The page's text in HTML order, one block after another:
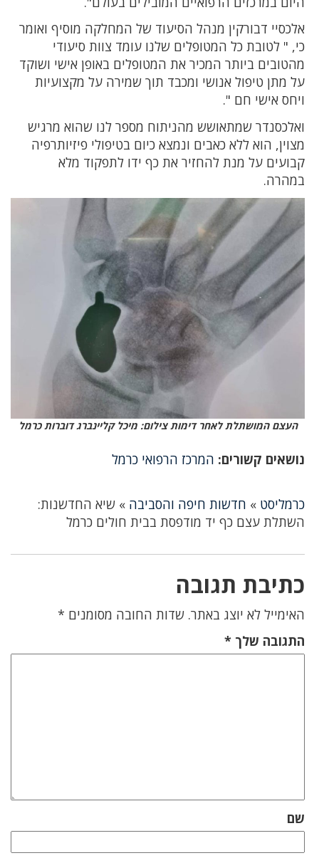
אלכסיי דבורקין מנהל הסיעוד של המחלקה מוסיף ואומר
כי, " לטובת כל המטופלים שלנו עומד צוות סיעודי
מהטובים ביותר המכיר את המטופלים באופן אישי ושוקד
על מתן טיפול אנושי ומכבד תוך שמירה על מקצועיות
ויחס אישי חם ".
ואלכסנדר שמתאושש מהניתוח מספר לנו שהוא מרגיש
מצוין, הוא ללא כאבים ונמצא כיום בטיפולי פיזיותרפיה
קבועים על מנת להחזיר את כף ידו לתפקוד מלא
במהרה.
העצם המושתלת לאחר דימות צילום: מיכל קליינברג דוברות כרמל
נושאים קשורים: המרכז הרפואי כרמל
כרמליסט » חדשות חיפה והסביבה » שיא החדשנות:
השתלת עצם כף יד מודפסת בבית חולים כרמל
כתיבת תגובה
האימייל לא יוצג באתר. שדות החובה מסומנים *
התגובה שלך *
שם